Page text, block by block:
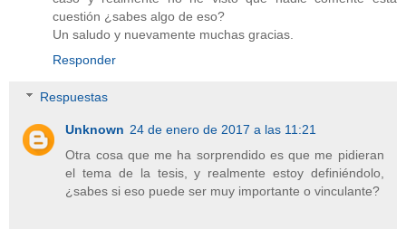
cuestión ¿sabes algo de eso?
Un saludo y nuevamente muchas gracias.
Responder
Respuestas
Unknown 24 de enero de 2017 a las 11:21
Otra cosa que me ha sorprendido es que me pidieran
el tema de la tesis, y realmente estoy definiéndolo,
¿sabes si eso puede ser muy importante o vinculante?